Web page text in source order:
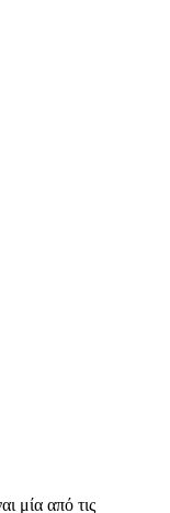
μία από τις